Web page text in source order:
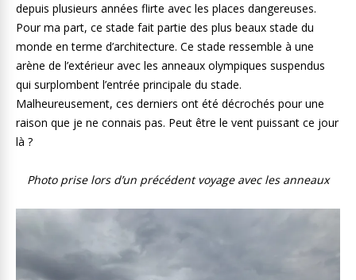
depuis plusieurs années flirte avec les places dangereuses.
Pour ma part, ce stade fait partie des plus beaux stade du
monde en terme d’architecture. Ce stade ressemble à une
arène de l’extérieur avec les anneaux olympiques suspendus
qui surplombent l’entrée principale du stade.
Malheureusement, ces derniers ont été décrochés pour une
raison que je ne connais pas. Peut être le vent puissant ce jour
là ?
Photo prise lors d’un précédent voyage avec les anneaux